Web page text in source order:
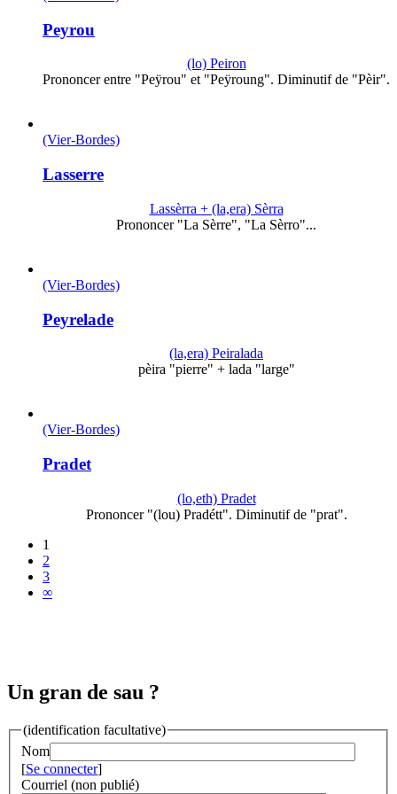
Peyrou
(lo) Peiron
Prononcer entre "Peÿrou" et "Peÿroung". Diminutif de "Pèir".
(Vier-Bordes)
Lasserre
Lassèrra + (la,era) Sèrra
Prononcer "La Sèrre", "La Sèrro"...
(Vier-Bordes)
Peyrelade
(la,era) Peiralada
pèira "pierre" + lada "large"
(Vier-Bordes)
Pradet
(lo,eth) Pradet
Prononcer "(lou) Pradétt". Diminutif de "prat".
1
2
3
∞
Un gran de sau ?
(identification facultative)
Nom
[Se connecter]
Courriel (non publié)